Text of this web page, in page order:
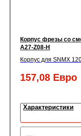
Корпус фрезы со
A27-Z08-H
Корпус для SNMX
157,08 Евро
Характеристики